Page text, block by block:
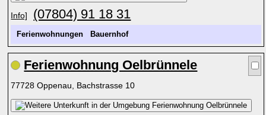
Info] (07804) 91 18 31
Ferienwohnungen Bauernhof
Ferienwohnung Oelbrünnele
77728 Oppenau, Bachstrasse 10